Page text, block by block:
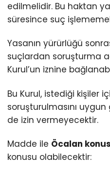
edilmelidir. Bu haktan
süresince suç
Yasanın yürürlüğü
suçlardan soruşturma
Kurul’un iznine
Bu Kurul, istediği kişiler
soruşturulmasını
de izin vermeyecektir.
Madde ile Öcalan
konusu olabilecektir: